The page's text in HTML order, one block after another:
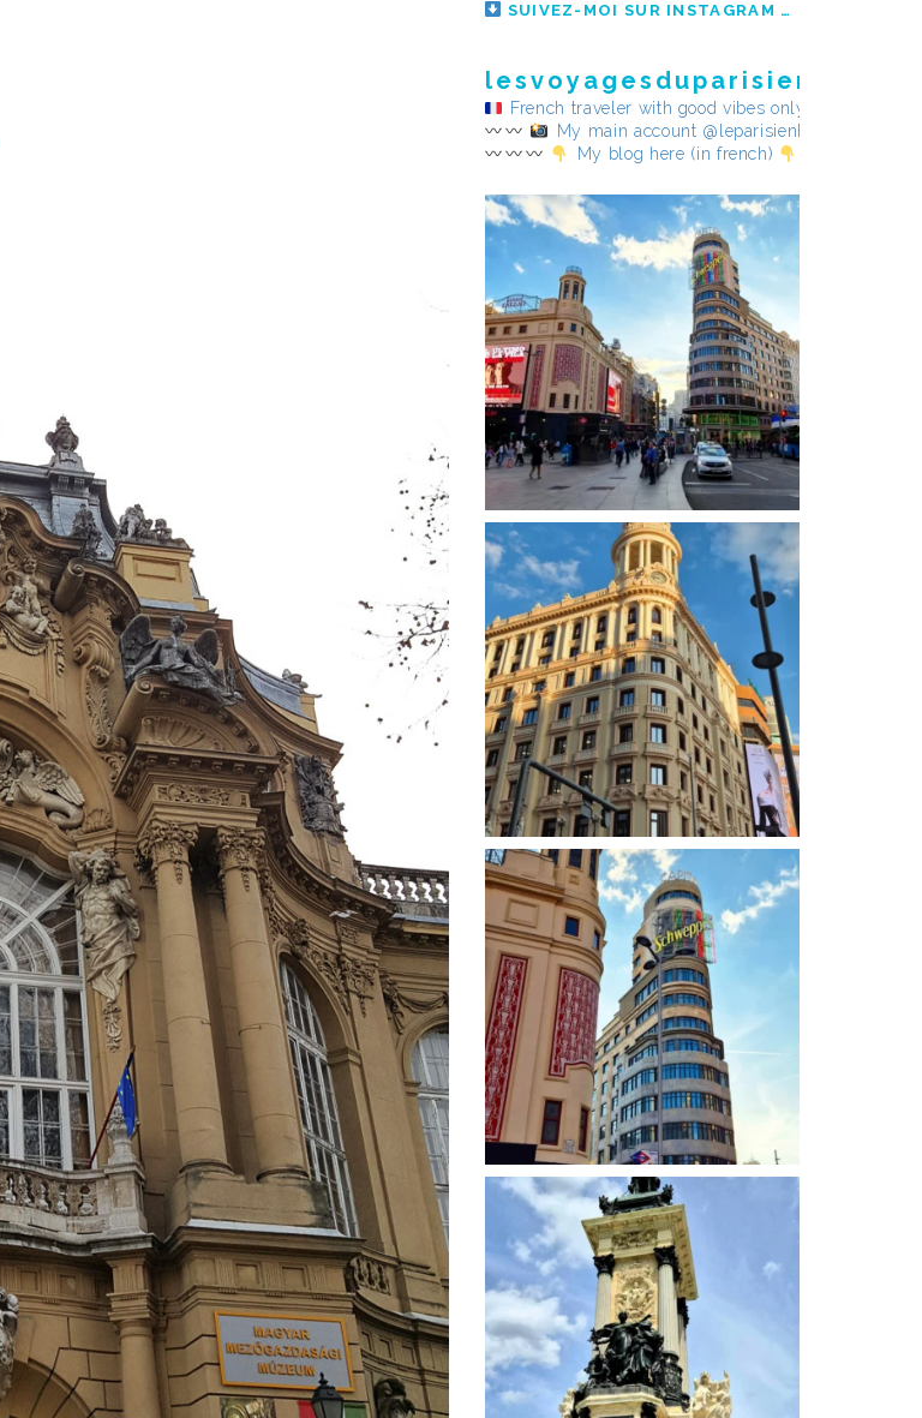
SUIVEZ-MOI SUR INSTAGRAM
French traveler with good vibes only
My main account @leparisienheureux
My blog here (in french)